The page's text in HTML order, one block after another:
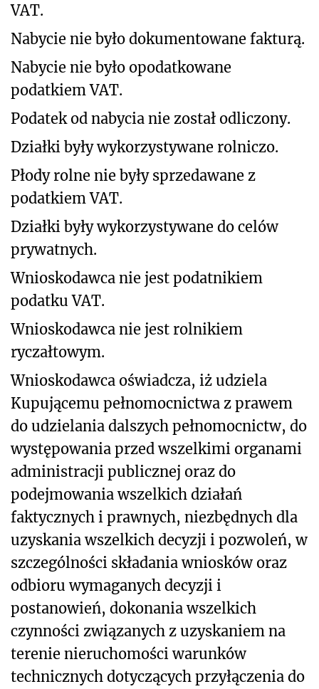
VAT.
Nabycie nie było dokumentowane fakturą.
Nabycie nie było opodatkowane
podatkiem VAT.
Podatek od nabycia nie został odliczony.
Działki były wykorzystywane rolniczo.
Płody rolne nie były sprzedawane z
podatkiem VAT.
Działki były wykorzystywane do celów
prywatnych.
Wnioskodawca nie jest podatnikiem
podatku VAT.
Wnioskodawca nie jest rolnikiem
ryczałtowym.
Wnioskodawca oświadcza, iż udziela
Kupującemu pełnomocnictwa z prawem
do udzielania dalszych pełnomocnictw, do
występowania przed wszelkimi organami
administracji publicznej oraz do
podejmowania wszelkich działań
faktycznych i prawnych, niezbędnych dla
uzyskania wszelkich decyzji i pozwoleń, w
szczególności składania wniosków oraz
odbioru wymaganych decyzji i
postanowień, dokonania wszelkich
czynności związanych z uzyskaniem na
terenie nieruchomości warunków
technicznych dotyczących przyłączenia do